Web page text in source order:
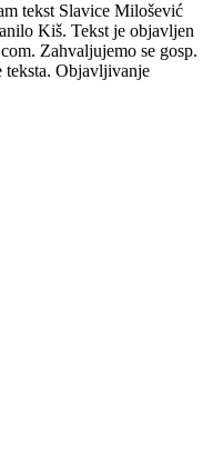
tekst Slavice Milošević
Kiš. Tekst je objavljen
Zahvaljujemo se gosp.
teksta. Objavljivanje